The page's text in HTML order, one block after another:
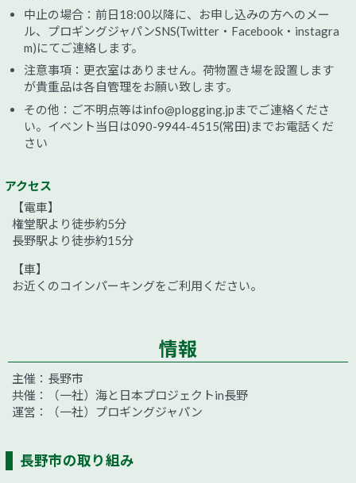
中止の場合：前日18:00以降に、お申し込みの方へのメー
ル、プロギングジャパンSNS(Twitter・Facebook・instagra
m)にてご連絡します。
注意事項：更衣室はありません。荷物置き場を設置します
が貴重品は各自管理をお願い致します。
その他：ご不明点等はinfo@plogging.jpまでご連絡くださ
い。イベント当日は090-9944-4515(常田)までお電話くだ
さい
アクセス
【電車】
権堂駅より徒歩約5分
長野駅より徒歩約15分
【車】
お近くのコインパーキングをご利用ください。
情報
主催：長野市
共催：（一社）海と日本プロジェクトin長野
運営：（一社）プロギングジャパン
長野市の取り組み